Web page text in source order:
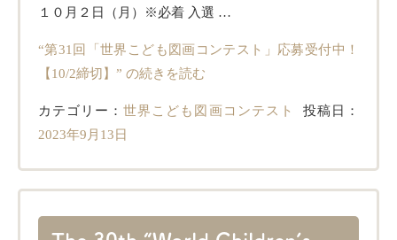
１０月２日（月）※必着 入選 …
“第31回「世界こども図画コンテスト」応募受付中！
【10/2締切】” の続きを読む
カテゴリー：世界こども図画コンテスト
投稿日：
2023年9月13日